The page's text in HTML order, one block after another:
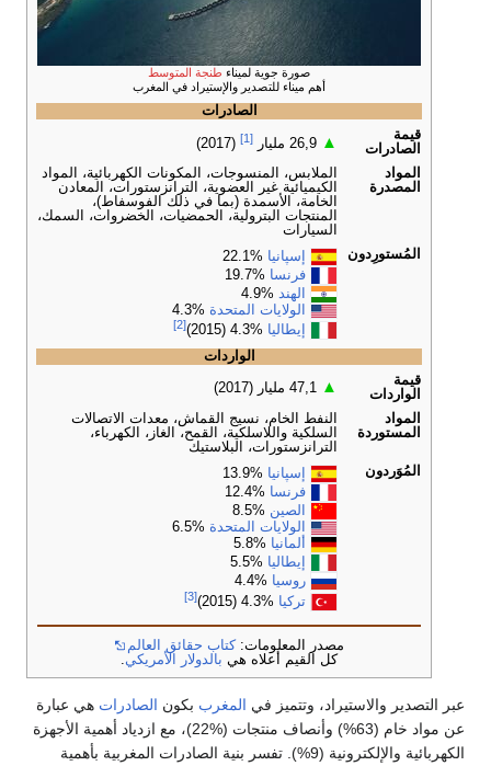
صورة جوية لميناء طنجة المتوسط
أهم ميناء للتصدير والإستيراد في المغرب
الصادرات
قيمة
الصادرات
▲
[1]
(2017)
المواد
المصدرة
الملابس، المنسوجات، المكونات الكهربائية، المواد
الكيميائية غير العضوية، الترانزستورات، المعادن
الخامة، الأسمدة (بما في ذلك الفوسفاط)،
المنتجات البترولية، الحمضيات، الخضروات، السمك،
السيارات
المُستورِدون
إسپانيا %22.1
فرنسا %19.7
الهند %4.9
الولايات المتحدة %4.3
إيطاليا %4.3 (2015)
[2]
الواردات
قيمة
الواردات
▲
المواد
المستوردة
النفط الخام، نسيج القماش، معدات الاتصالات
السلكية واللاسلكية، القمح، الغاز، الكهرباء،
الترانزستورات، البلاستيك
المُوَردون
إسپانيا %13.9
فرنسا %12.4
الصين %8.5
الولايات المتحدة %6.5
ألمانيا %5.8
إيطاليا %5.5
روسيا %4.4
تركيا %4.3 (2015)
[3]
مصدر المعلومات: كتاب حقائق العالم
كل القيم أعلاه هي بالدولار الأمريكي.
عبر التصدير والاستيراد، وتتميز في المغرب بكون الصادرات هي عبارة
عن مواد خام (63%) وأنصاف منتجات (%22)، مع ازدياد أهمية الأجهزة
الكهربائية والإلكترونية (9%). تفسر بنية الصادرات المغربية بأهمية